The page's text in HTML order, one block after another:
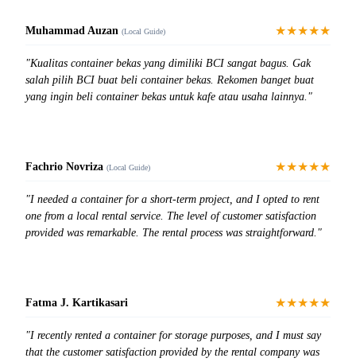
Muhammad Auzan (Local Guide) ★★★★★
"Kualitas container bekas yang dimiliki BCI sangat bagus. Gak
salah pilih BCI buat beli container bekas. Rekomen banget buat
yang ingin beli container bekas untuk kafe atau usaha lainnya."
Fachrio Novriza (Local Guide) ★★★★★
"I needed a container for a short-term project, and I opted to rent
one from a local rental service. The level of customer satisfaction
provided was remarkable. The rental process was straightforward."
Fatma J. Kartikasari ★★★★★
"I recently rented a container for storage purposes, and I must say
that the customer satisfaction provided by the rental company was